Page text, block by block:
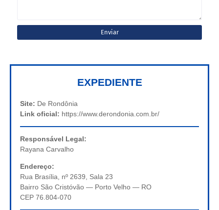
EXPEDIENTE
Site: De Rondônia
Link oficial: https://www.derondonia.com.br/
Responsável Legal:
Rayana Carvalho
Endereço:
Rua Brasília, nº 2639, Sala 23
Bairro São Cristóvão — Porto Velho — RO
CEP 76.804-070